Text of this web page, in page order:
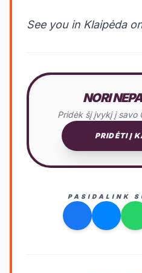
See you in Klaipėda
NORI
Pridėk šį įvykį į savo
PRIDĖTI Į
PASIDALINK